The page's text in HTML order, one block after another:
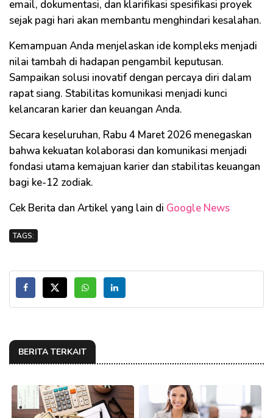
email, dokumentasi, dan klarifikasi spesifikasi proyek
sejak pagi hari akan membantu menghindari kesalahan.
Kemampuan Anda menjelaskan ide kompleks menjadi
nilai tambah di hadapan pengambil keputusan.
Sampaikan solusi inovatif dengan percaya diri dalam
rapat siang. Stabilitas komunikasi menjadi kunci
kelancaran karier dan keuangan Anda.
Secara keseluruhan, Rabu 4 Maret 2026 menegaskan
bahwa kekuatan kolaborasi dan komunikasi menjadi
fondasi utama kemajuan karier dan stabilitas keuangan
bagi ke-12 zodiak.
Cek Berita dan Artikel yang lain di Google News
TAGS:
BERITA TERKAIT